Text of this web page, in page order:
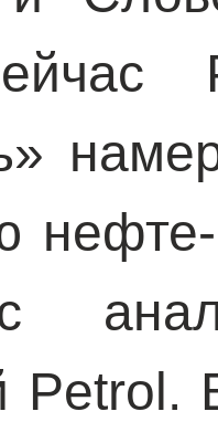
Petrol.